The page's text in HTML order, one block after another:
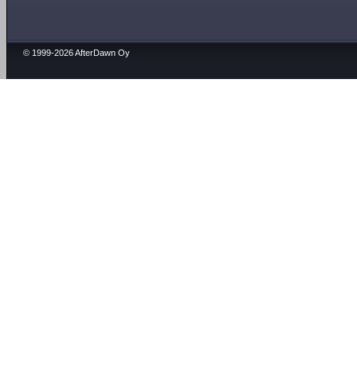
© 1999-2026 AfterDawn Oy